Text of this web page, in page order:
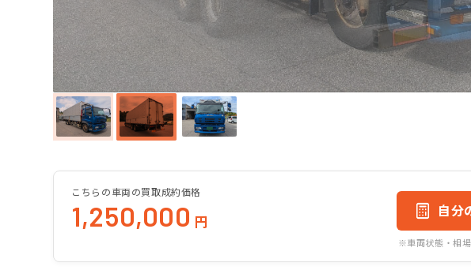
こちらの車両の買取成約価格
1,250,000 円
自分
※車両状態・相